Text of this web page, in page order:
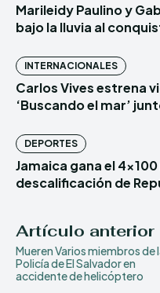
Marileidy Paulino y
bajo la lluvia al
INTERNACIONALES
Carlos Vives estrena
‘Buscando el mar’
DEPORTES
Jamaica gana el
descalificación de
Artículo anterior
Mueren Varios miembros de
Policía de El Salvador en
accidente de helicóptero